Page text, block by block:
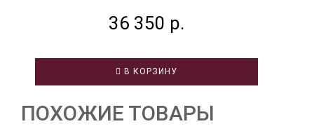
36 350 р.
В КОРЗИНУ
ПОХОЖИЕ ТОВАРЫ